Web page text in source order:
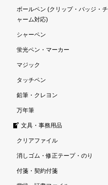
ボールペン (クリップ・バッジ・チ
ャーム対応)
シャーペン
蛍光ペン・マーカー
マジック
タッチペン
鉛筆・クレヨン
万年筆
文具・事務用品
クリアファイル
消しゴム・修正テープ・のり
付箋・契約付箋